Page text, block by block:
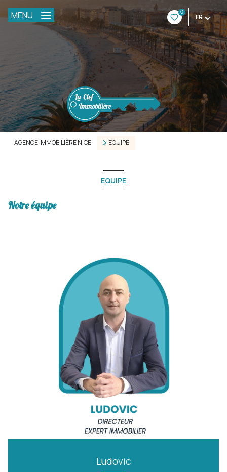
0
FR
MENU
AGENCE IMMOBILIÈRE NICE EQUIPE
EQUIPE
Notre équipe
Ludovic